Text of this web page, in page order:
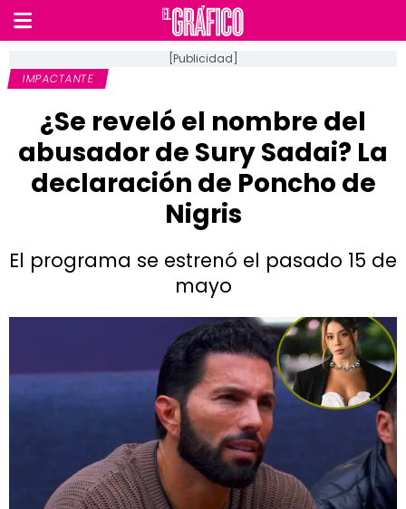
[Publicidad]
IMPACTANTE
¿Se reveló el nombre del
abusador de Sury Sadai? La
declaración de Poncho de
Nigris
El programa se estrenó el pasado 15 de
mayo